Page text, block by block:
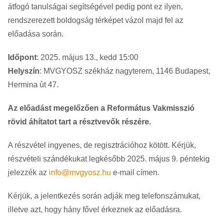
átfogó tanulságai segítségével pedig pont ez ilyen,
rendszerezett boldogság térképet vázol majd fel az
előadása során.
Időpont: 2025. május 13., kedd 15:00
Helyszín: MVGYOSZ székház nagyterem, 1146 Budapest,
Hermina út 47.
Az előadást megelőzően a Református Vakmisszió
rövid áhítatot tart a résztvevők részére.
A részvétel ingyenes, de regisztrációhoz kötött. Kérjük,
részvételi szándékukat legkésőbb 2025. május 9. péntekig
jelezzék az info@mvgyosz.hu e-mail címen.
Kérjük, a jelentkezés során adják meg telefonszámukat,
illetve azt, hogy hány fővel érkeznek az előadásra.